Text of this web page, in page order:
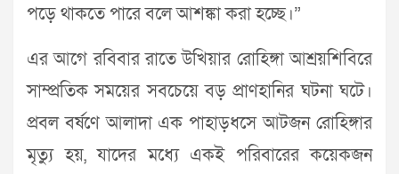
পড়ে থাকতে পারে বলে আশঙ্কা করা হচ্ছে।”
এর আগে রবিবার রাতে উখিয়ার রোহিঙ্গা আশ্রয়শিবিরে
সাম্প্রতিক সময়ের সবচেয়ে বড় প্রাণহানির ঘটনা ঘটে।
প্রবল বর্ষণে আলাদা এক পাহাড়ধসে আটজন রোহিঙ্গার
মৃত্যু হয়, যাদের মধ্যে একই পরিবারের কয়েকজন